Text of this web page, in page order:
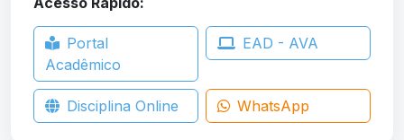
Portal
Acadêmico
EAD - AVA
Disciplina Online WhatsApp